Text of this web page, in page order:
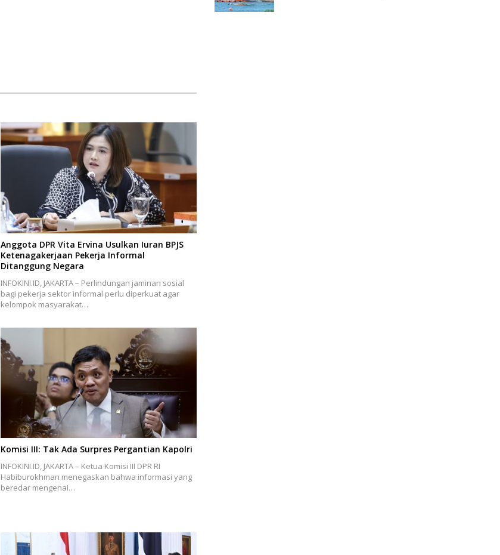
Anggota DPR Vita Ervina Usulkan Iuran BPJS
Ketenagakerjaan Pekerja Informal
Ditanggung Negara
INFOKINI.ID, JAKARTA – Perlindungan jaminan sosial
bagi pekerja sektor informal perlu diperkuat agar
kelompok masyarakat…
Komisi III: Tak Ada Surpres Pergantian Kapolri
INFOKINI.ID, JAKARTA – Ketua Komisi III DPR RI
Habiburokhman menegaskan bahwa informasi yang
beredar mengenai…